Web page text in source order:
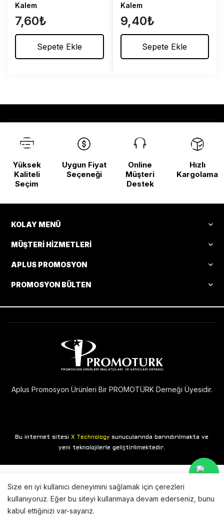
Kalem
7,60₺
Sepete Ekle
Kalem
9,40₺
Sepete Ekle
Yüksek
Kaliteli
Seçim
Uygun Fiyat
Seçeneği
Online
Müşteri
Destek
Hızlı
Kargolama
KOLAY MENÜ
MÜŞTERI HIZMETLERI
APLUS PROMOSYON
PROMOSYON BÜLTEN
Aplus Promosyon Ürünleri Bir PROMOTÜRK Derneği Üyesidir.
Bu internet sitesiX Technology sunucularında barındırılmakta ve
yeni teknolojilerle geliştirilmektedir.
Size en iyi kullanıcı deneyimini sağlamak için çerezleri
kullanıyoruz. Eğer bu siteyi kullanmaya devam ederseniz, bunu
kabul ettiğinizi var-sayarız.